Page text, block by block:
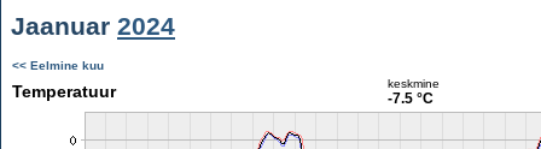
Jaanuar 2024
<< Eelmine kuu
Temperatuur keskmine
-7.5 °C